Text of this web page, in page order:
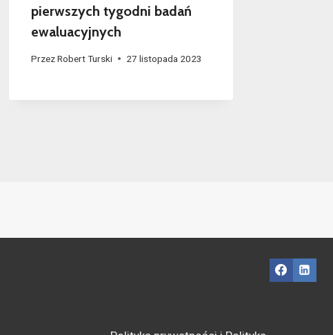
pierwszych tygodni badań
ewaluacyjnych
Przez Robert Turski 27 listopada 2023